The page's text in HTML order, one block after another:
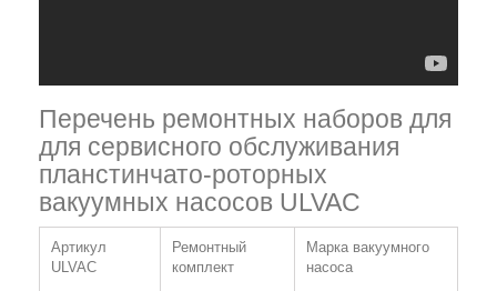
Перечень ремонтных наборов для
для сервисного обслуживания
планстинчато-роторных
вакуумных насосов ULVAC
Артикул
ULVAC
Ремонтный
комплект
Марка вакуумного
насоса